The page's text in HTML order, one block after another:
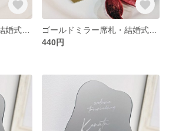
440円